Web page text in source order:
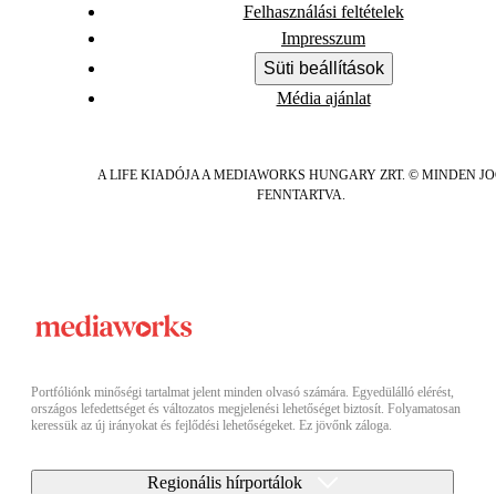
Felhasználási feltételek
Impresszum
Süti beállítások
Média ajánlat
A LIFE KIADÓJA A MEDIAWORKS HUNGARY ZRT. © MINDEN
FENNTARTVA.
Portfóliónk minőségi tartalmat jelent minden olvasó számára. Egyedülálló elérést,
országos lefedettséget és változatos megjelenési lehetőséget biztosít. Folyamatosan
keressük az új irányokat és fejlődési lehetőségeket. Ez jövőnk záloga.
Regionális hírportálok